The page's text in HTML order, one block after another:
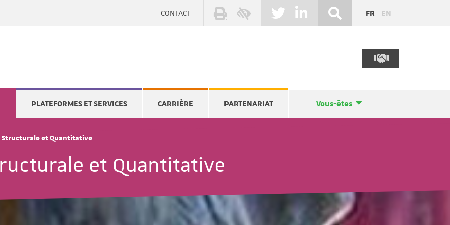
CONTACT FR EN
PLATEFORMES ET SERVICES CARRIÈRE PARTENARIAT Vous-êtes
et Quantitative
et Quantitative